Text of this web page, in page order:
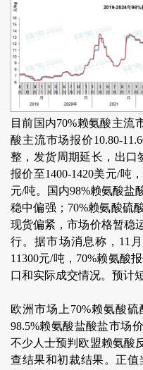
目前国内70%赖氨酸主流
酸主流市场报价10.80-
整，发货周期延长，出口
报价至1400-1420美元/吨
元/吨。国内98%赖氨酸盐
稳中偏强；70%赖氨酸硫
现货偏紧，市场价格暂稳
行。据市场消息称，11
11300元/吨，70%赖氨酸
口和实际成交情况。预计
欧洲市场上70%赖氨酸硫
98.5%赖氨酸盐酸盐市场
不少人士预判欧盟赖氨酸
查结果和初裁结果。正